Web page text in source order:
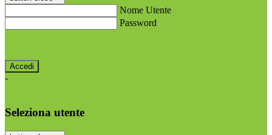
Nome Utente
Password
-
Seleziona utente